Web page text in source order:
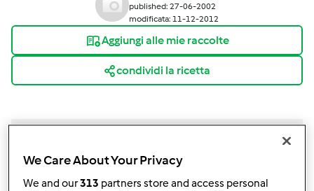
published: 27-06-2002
modificata: 11-12-2012
Aggiungi alle mie raccolte
condividi la ricetta
Ingredienti
We Care About Your Privacy
We and our313 partners store and access personal